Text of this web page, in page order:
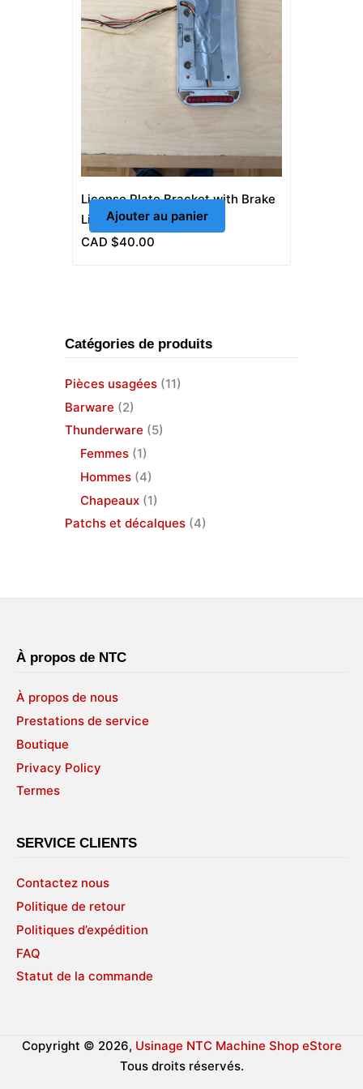
License Plate Bracket with Brake
Light (Side Mount)
CAD $40.00
Ajouter au panier
Catégories de produits
Pièces usagées (11)
Barware (2)
Thunderware (5)
Femmes (1)
Hommes (4)
Chapeaux (1)
Patchs et décalques (4)
À propos de NTC
À propos de nous
Prestations de service
Boutique
Privacy Policy
Termes
SERVICE CLIENTS
Contactez nous
Politique de retour
Politiques d’expédition
FAQ
Statut de la commande
Copyright © 2026, Usinage NTC Machine Shop eStore
Tous droits réservés.